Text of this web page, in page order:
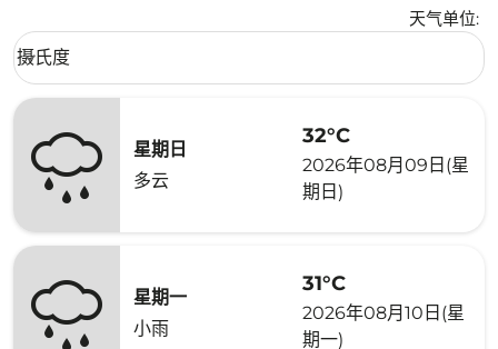
天气单位:
Weather unit option 摄氏度 Selected
摄氏度
keyboard_arrow_down
星期日
多云
32°C
2026年08月09日(星
期日)
星期一
小雨
31°C
2026年08月10日(星
期一)